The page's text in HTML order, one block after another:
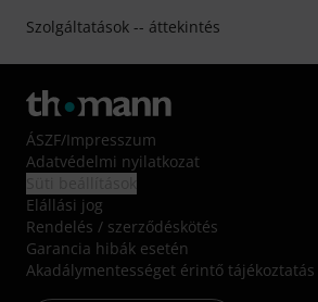
Szolgáltatások -- áttekintés
ÁSZF/Impresszum
Adatvédelmi nyilatkozat
Elállási jog
Rendelés / szerződéskötés
Garancia hibák esetén
Akadálymentességet érintő tájékoztatás